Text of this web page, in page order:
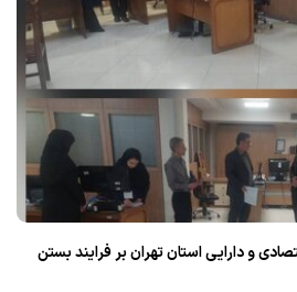
و دارایی استان تهران بر فرایند بستن